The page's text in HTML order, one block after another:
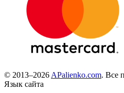
© 2013–2026 APalienko.com. Все
Язык сайта